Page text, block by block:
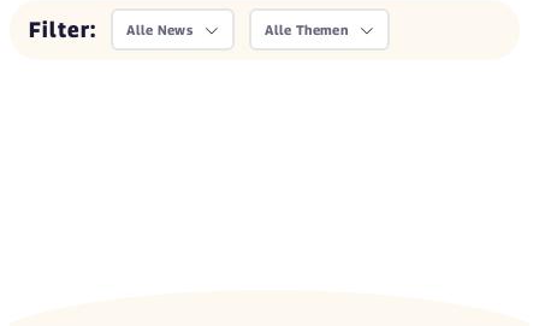
Filter: Alle News Alle Themen